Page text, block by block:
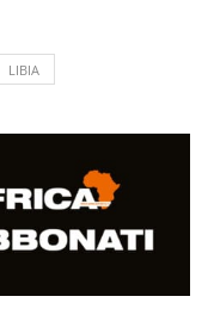
LIBIA